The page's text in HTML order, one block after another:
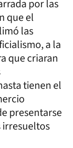
por las
que el
las
a la
que criaran
tienen el
presentarse
irresueltos